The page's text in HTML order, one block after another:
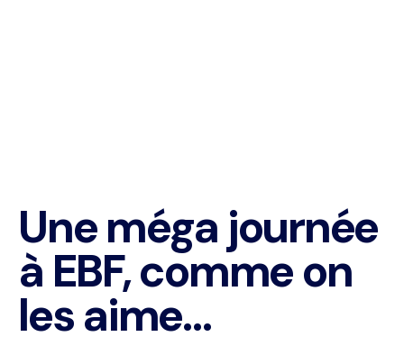
Une méga journée
à EBF, comme on
les aime…